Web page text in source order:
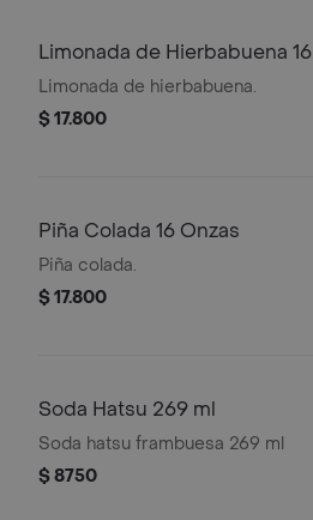
Limonada de Hierbabuena 16
Onzas
Limonada de hierbabuena.
$ 17.800
Piña Colada 16 Onzas
Piña colada.
$ 17.800
Soda Hatsu 269 ml
Soda hatsu frambuesa 269 ml
$ 8750